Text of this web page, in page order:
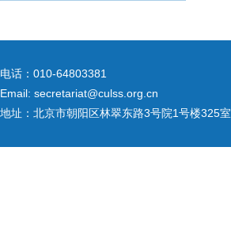
电话：010-64803381
Email: secretariat@culss.org.cn
地址：北京市朝阳区林翠东路3号院1号楼325室